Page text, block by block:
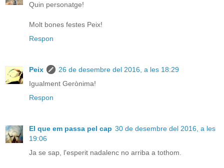
Quin personatge!
Molt bones festes Peix!
Respon
Peix
26 de desembre del 2016, a les 18:29
Igualment Gerònima!
Respon
El que em passa pel cap 30 de desembre del 2016, a les
19:06
Ja se sap, l'esperit nadalenc no arriba a tothom.